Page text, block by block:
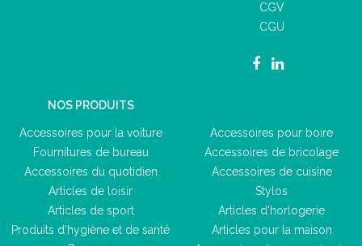
CGV
CGU
NOS PRODUITS
Accessoires pour la voiture
Fournitures de bureau
Accessoires du quotidien
Articles de loisir
Articles de sport
Produits d'hygiène et de santé
Accessoires pour boire
Accessoires de bricolage
Accessoires de cuisine
Stylos
Articles d'horlogerie
Articles pour la maison